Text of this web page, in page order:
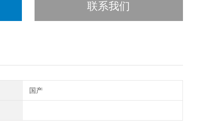
联系我们
国产